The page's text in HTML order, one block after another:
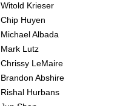
Witold Krieser
Chip Huyen
Michael Albada
Mark Lutz
Chrissy LeMaire
Brandon Abshire
Rishal Hurbans